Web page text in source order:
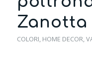
Zanotta
COLORI, HOME DECOR,